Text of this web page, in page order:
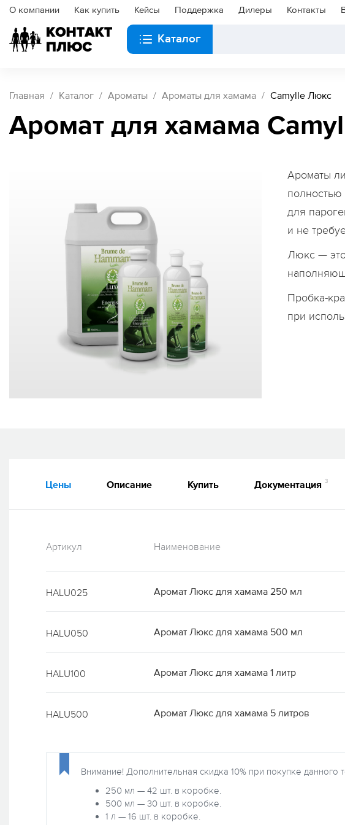
О компании Как купить Кейсы Поддержка Дилеры Контакты
Каталог
Главная Каталог Ароматы Ароматы для хамама Camylle Люкс
Аромат для хамама
Ароматы
полностью
для
и не
Люкс — это
Пробка-
при
Цены Описание Купить Документация 3
Артикул Наименование
HALU025 Аромат Люкс для хамама 250 мл
HALU050 Аромат Люкс для хамама 500 мл
HALU100 Аромат Люкс для хамама 1 литр
HALU500 Аромат Люкс для хамама 5 литров
Внимание! Дополнительная скидка 10% при покупке данного
250 мл — 42 шт. в коробке.
500 мл — 30 шт. в коробке.
1 л — 16 шт. в коробке.